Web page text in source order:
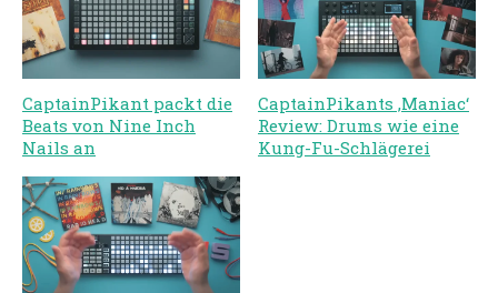
CaptainPikant packt die
Beats von Nine Inch
Nails an
CaptainPikants ‚Maniac‘
Review: Drums wie eine
Kung-Fu-Schlägerei